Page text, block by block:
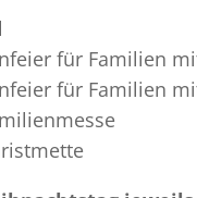
für Familien
für Familien